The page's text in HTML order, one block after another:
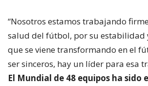
“Nosotros estamos trabajando
salud del fútbol, por su estabilidad
que se viene transformando en el
ser sinceros, hay un líder para esa
El Mundial de 48 equipos ha sido